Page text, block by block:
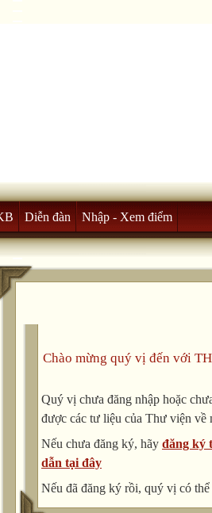
Diễn đàn Nhập - Xem điểm
Chào mừng quý vị đến với
Quý vị chưa đăng nhập hoặc
được các tư liệu của Thư viện về
Nếu chưa đăng ký, hãy đăng ký
dẫn tại đây
Nếu đã đăng ký rồi, quý vị có